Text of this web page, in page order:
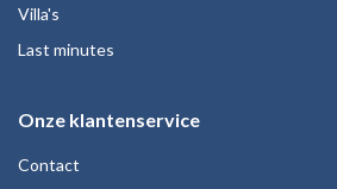
Villa's
Last minutes
Onze klantenservice
Contact